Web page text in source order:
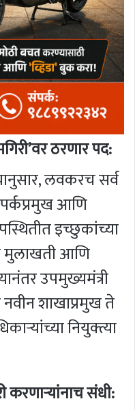
ठरणार पद:
लवकरच सर्व
आणि
इच्छुकांच्या
मुलाखती आणि
उपमुख्यमंत्री
शाखाप्रमुख ते
नियुक्त्या
करणाऱ्यांनाच संधी: